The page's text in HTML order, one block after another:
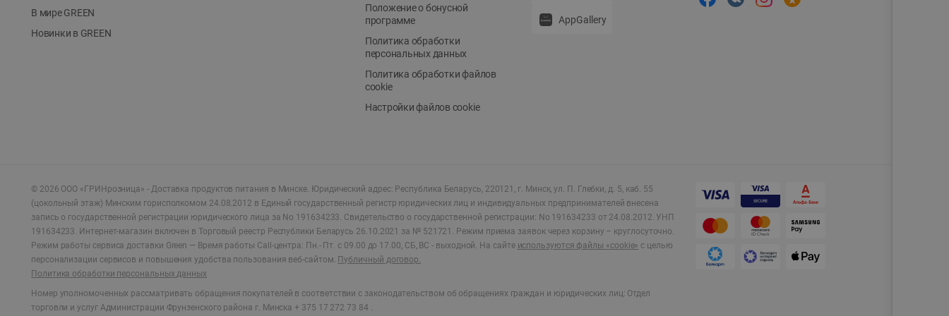
В мире GREEN
Новинки в GREEN
Положение о бонусной
программе
Политика обработки
персональных данных
Политика обработки файлов
cookie
Настройки файлов cookie
AppGallery
© 2026 ООО «ГРИНрозница» - Доставка продуктов питания в Минске. Юридический адрес: Республика Беларусь, 220121, г. Минск, ул. П. Глебки, д. 5, каб. 55
(цокольный этаж) Минским горисполкомом 24.08.2012 в Единый государственный регистр юридических лиц и индивидуальных предпринимателей внесена
запись о государственной регистрации юридического лица за No 191634233. Свидетельство о государственной регистрации: No 191634233 от 24.08.2012. УНП
191634233. Интернет-магазин включен в Торговый реестр Республики Беларусь 26.10.2021 за № 521721. Режим приема заявок через корзину – круглосуточно.
Режим работы сервиса доставки Green — Время работы Call-центра: Пн.- Пт. с 09.00 до 17.00, СБ, ВС - выходной. На сайте используются файлы «cookie» с целью
персонализации сервисов и повышения удобства пользования веб-сайтом. Публичный договор.
Политика обработки персональных данных
Номер уполномоченных рассматривать обращения покупателей в соответствии с законодательством об обращениях граждан и юридических лиц: Отдел
торговли и услуг Администрации Фрунзенского района г. Минска + 375 17 272 73 84 .